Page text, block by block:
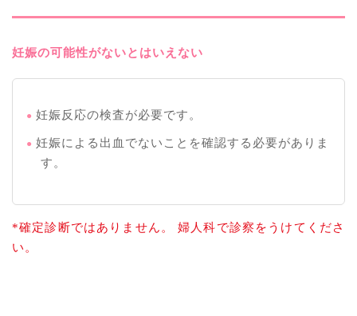
妊娠の可能性がないとはいえない
妊娠反応の検査が必要です。
妊娠による出血でないことを確認する必要がありま
す。
*確定診断ではありません。 婦人科で診察をうけてくださ
い。